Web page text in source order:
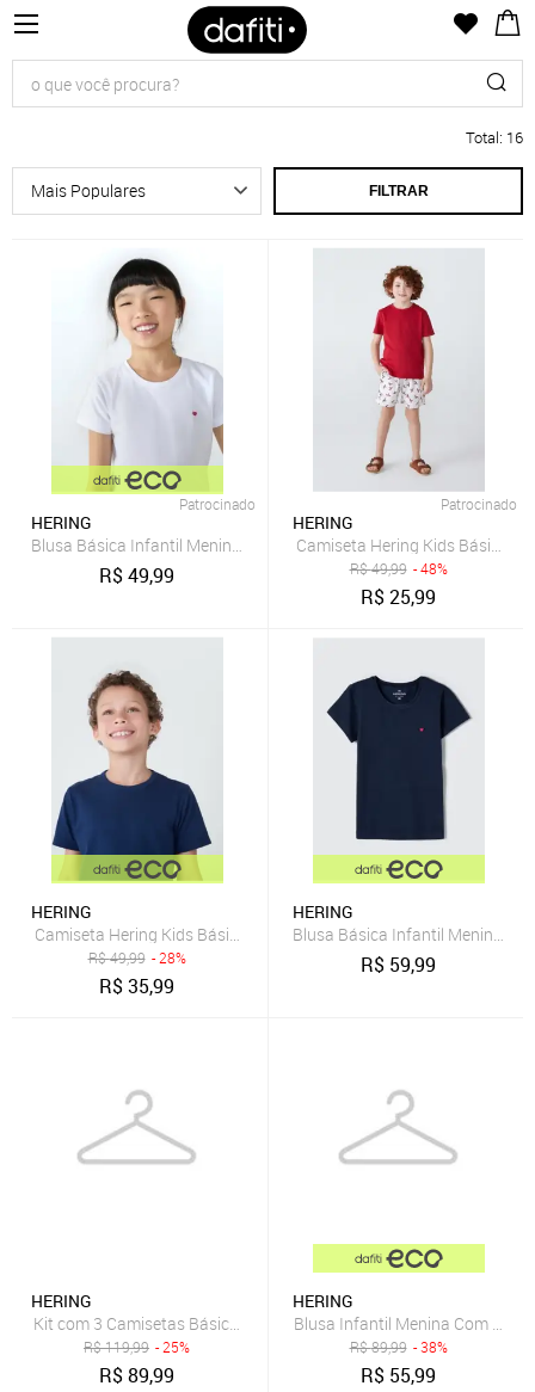
Total: 16
FILTRAR
Patrocinado
HERING
Blusa Básica Infantil Menina Com Bordado Coração - Branco 002
R$49,99
Patrocinado
HERING
R$49,99 - 48%
R$25,99
HERING
Camiseta Hering Kids Básica Modelagem Tradicional AZUL
R$49,99 - 28%
R$35,99
HERING
Blusa Básica Infantil Menina
R$ 59,99
HERING
Kit com 3 Camisetas Básica Infantil Unissex Manga Curta Slim -
R$119,99 - 25%
R$89,99
HERING
Blusa Infantil Menina Com
R$89,99 - 38%
R$ 55,99